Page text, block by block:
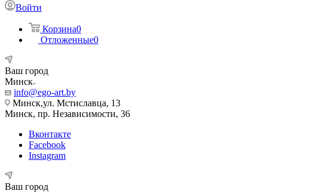
Войти
Корзина0
Отложенные0
Ваш город
Минск
info@ego-art.by
Минск,ул. Мстиславца, 13
Минск, пр. Независимости, 36
Вконтакте
Facebook
Instagram
Ваш город